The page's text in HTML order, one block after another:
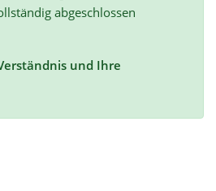
abgeschlossen
und Ihre